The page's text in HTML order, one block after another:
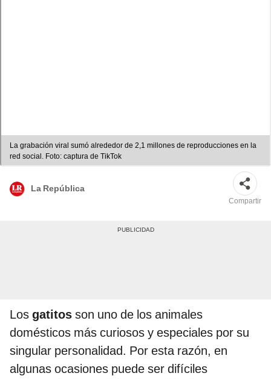
La grabación viral sumó alrededor de 2,1 millones de reproducciones en la
red social. Foto: captura de TikTok
La República
Compartir
Los gatitos son uno de los animales
domésticos más curiosos y especiales por su
singular personalidad. Por esta razón, en
algunas ocasiones puede ser difíciles